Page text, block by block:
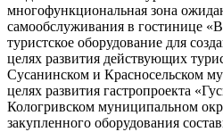
многофункциональная зона
самообслуживания в гостинице
туристское оборудование для
целях развития действующих
Сусанинском и Красносельском
целях развития гастропроекта
Кологривском муниципальном
закупленного оборудования